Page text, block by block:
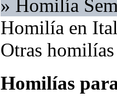
» Homilía
Homilía en
Otras
Homilías